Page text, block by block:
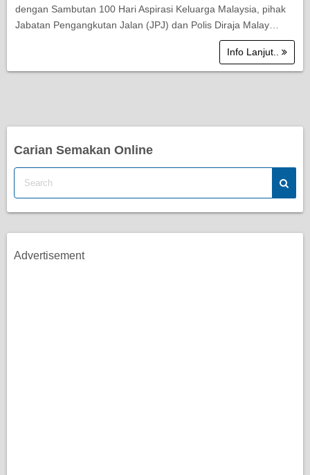
dengan Sambutan 100 Hari Aspirasi Keluarga Malaysia, pihak
Jabatan Pengangkutan Jalan (JPJ) dan Polis Diraja Malay…
Info Lanjut..
Carian Semakan Online
Advertisement